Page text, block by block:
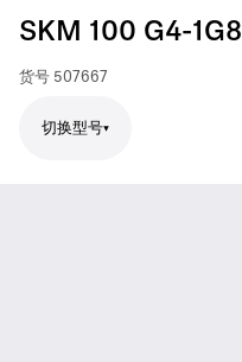
SKM 100 G4-1G8
货号 507667
切换型号